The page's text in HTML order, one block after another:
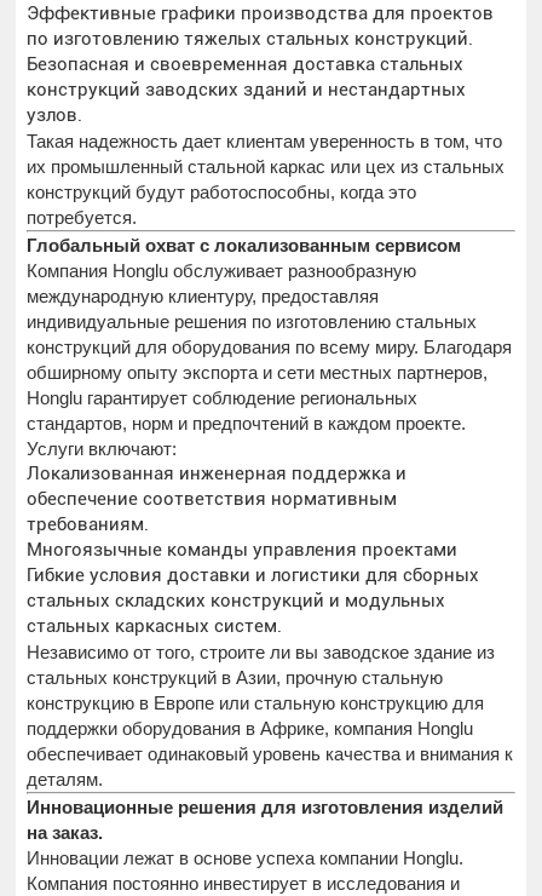
Эффективные графики производства для проектов
по изготовлению тяжелых стальных конструкций.
Безопасная и своевременная доставка стальных
конструкций заводских зданий и нестандартных
узлов.
Такая надежность дает клиентам уверенность в том, что
их промышленный стальной каркас или цех из стальных
конструкций будут работоспособны, когда это
потребуется.
Глобальный охват с локализованным сервисом
Компания Honglu обслуживает разнообразную
международную клиентуру, предоставляя
индивидуальные решения по изготовлению стальных
конструкций для оборудования по всему миру. Благодаря
обширному опыту экспорта и сети местных партнеров,
Honglu гарантирует соблюдение региональных
стандартов, норм и предпочтений в каждом проекте.
Услуги включают:
Локализованная инженерная поддержка и
обеспечение соответствия нормативным
требованиям.
Многоязычные команды управления проектами
Гибкие условия доставки и логистики для сборных
стальных складских конструкций и модульных
стальных каркасных систем.
Независимо от того, строите ли вы заводское здание из
стальных конструкций в Азии, прочную стальную
конструкцию в Европе или стальную конструкцию для
поддержки оборудования в Африке, компания Honglu
обеспечивает одинаковый уровень качества и внимания к
деталям.
Инновационные решения для изготовления изделий
на заказ.
Инновации лежат в основе успеха компании Honglu.
Компания постоянно инвестирует в исследования и